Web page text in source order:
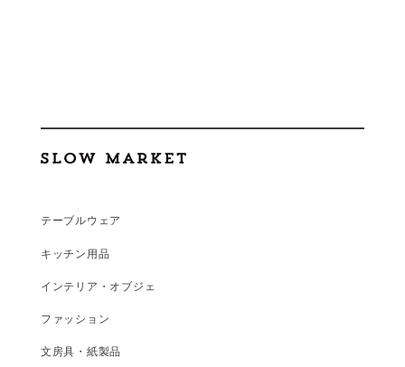
テーブルウェア
キッチン用品
インテリア・オブジェ
ファッション
文房具・紙製品